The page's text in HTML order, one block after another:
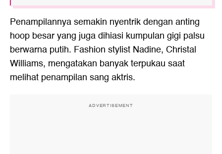
Penampilannya semakin nyentrik dengan anting
hoop besar yang juga dihiasi kumpulan gigi palsu
berwarna putih. Fashion stylist Nadine, Christal
Williams, mengatakan banyak terpukau saat
melihat penampilan sang aktris.
ADVERTISEMENT